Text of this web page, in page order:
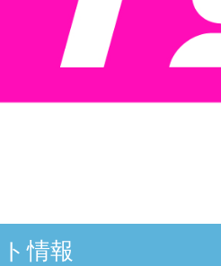
情報